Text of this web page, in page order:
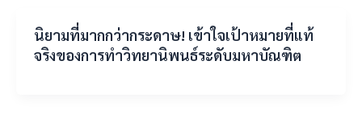
นิยามที่มากกว่ากระดาษ! เข้าใจเป้าหมายที่แท้
จริงของการทำวิทยานิพนธ์ระดับมหาบัณฑิต